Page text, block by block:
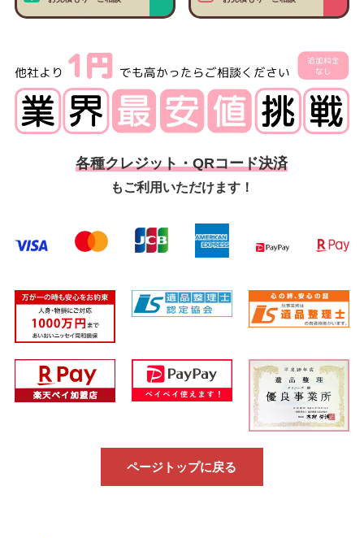
各種クレジット・QRコード決済
もご利用いただけます！
ページトップに戻る